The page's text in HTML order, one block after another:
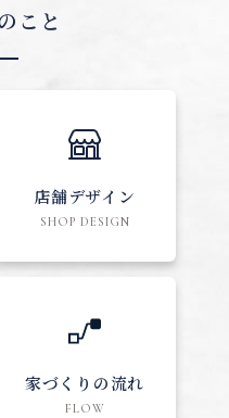
こと
店舗デザイン
SHOP DESIGN
家づくりの流れ
FLOW